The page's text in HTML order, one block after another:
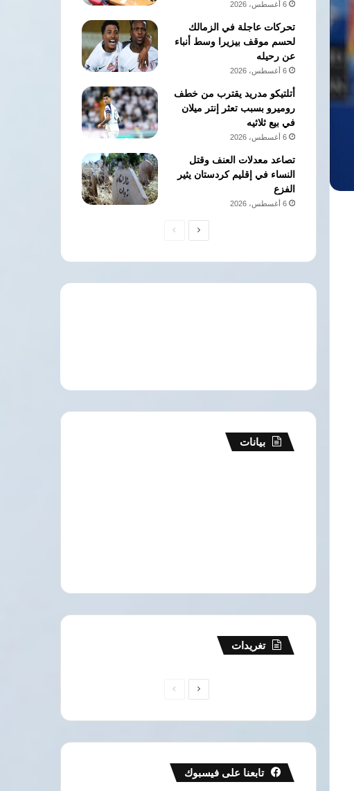
6 أغسطس، 2026
تحركات عاجلة في الزمالك
لحسم موقف بيزيرا وسط أنباء
عن رحيله
6 أغسطس، 2026
أتلتيكو مدريد يقترب من خطف
روميرو بسبب تعثر إنتر ميلان
في بيع ثلاثيه
6 أغسطس، 2026
تصاعد معدلات العنف وقتل
النساء في إقليم كردستان يثير
الفزع
6 أغسطس، 2026
الصفحةالصفحة
بيانات
تغريدات
الصفحةالصفحة
تابعنا على فيسبوك